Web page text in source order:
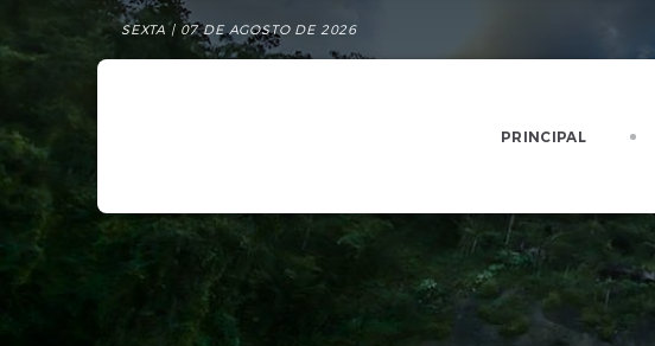
SEXTA | 07 DE AGOSTO DE 2026
PRINCIPAL